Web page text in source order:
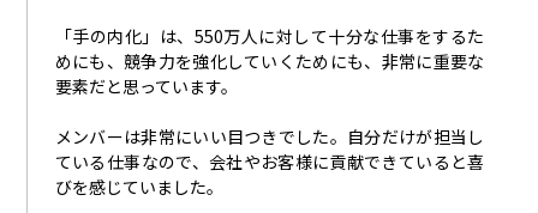
「手の内化」は、 550万人に対して十分な仕事をするた
めにも、競争力を強化していくためにも、非常に重要な
要素だと思っています。
メンバーは非常にいい目つきでした。自分だけが担当し
ている仕事なので、会社やお客様に貢献できていると喜
びを感じていました。